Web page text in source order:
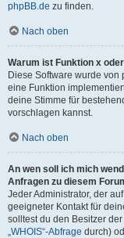
phpBB.de zu finden.
Nach oben
Warum ist Funktion x
Diese Software wurde
eine Funktion
deine Stimme für
vorschlagen kannst.
Nach oben
An wen soll ich mich
Anfragen zu diesem
Jeder Administrator, der
geeigneter Kontakt für
solltest du den Besitzer
„WHOIS“-Abfrage durch)